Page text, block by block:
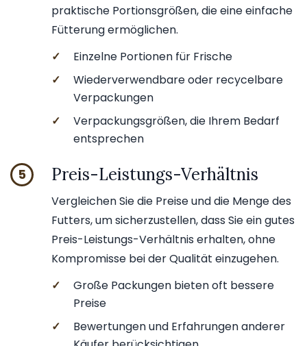
praktische Portionsgrößen, die eine einfache
Fütterung ermöglichen.
✓
Einzelne Portionen für Frische
✓
Wiederverwendbare oder recycelbare
Verpackungen
✓
Verpackungsgrößen, die Ihrem Bedarf
entsprechen
5 Preis-Leistungs-Verhältnis
Vergleichen Sie die Preise und die Menge des
Futters, um sicherzustellen, dass Sie ein gutes
Preis-Leistungs-Verhältnis erhalten, ohne
Kompromisse bei der Qualität einzugehen.
✓
Große Packungen bieten oft bessere
Preise
✓
Bewertungen und Erfahrungen anderer